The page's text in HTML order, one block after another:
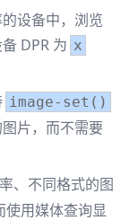
设备中，浏览
DPR 为 x
image-set()
片，而不需要
、不同格式的图
使用媒体查询显